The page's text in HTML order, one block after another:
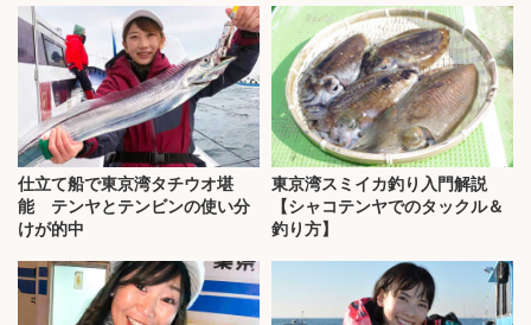
仕立て船で東京湾タチウオ堪
能 テンヤとテンビンの使い分
けが的中
東京湾スミイカ釣り入門解説
【シャコテンヤでのタックル＆
釣り方】